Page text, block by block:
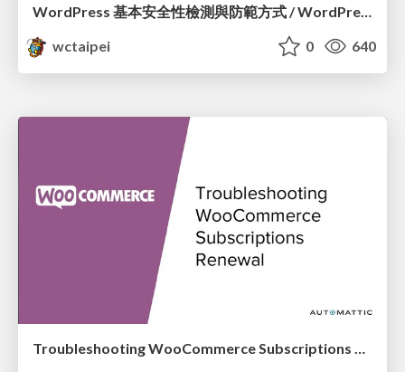
wctaipei
0 640
Troubleshooting WooCommerce Subscriptions Renewal_Siew Kam Onn / 蕭錦安